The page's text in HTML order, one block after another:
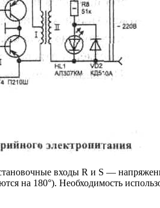
входы R и S —
на 180°). Необходимость